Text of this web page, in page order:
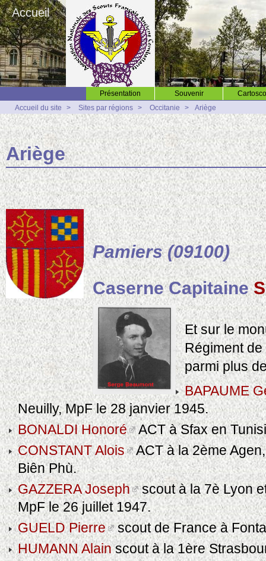
Accueil
Présentation Souvenir
Accueil du site
> Sites par régions > Occitanie > Ariège
Ariège
Pamiers (09100)
Caserne Capitaine
Et sur le
Régiment
parmi plus
BAPAUME
Neuilly, MpF le 28 janvier 1945.
BONALDI Honoré
ACT à Sfax en
CONSTANT Alois
ACT à la 2ème
Biên Phù.
GAZZERA Joseph scout à la 7è Lyon
MpF le 26 juillet 1947.
GUELD Pierre scout de France à
HUMANN Alainscout à la 1ère